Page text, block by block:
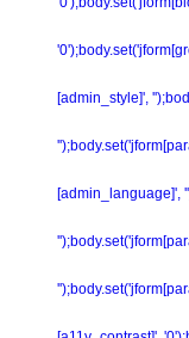
[admin_style]',
[admin_language]',